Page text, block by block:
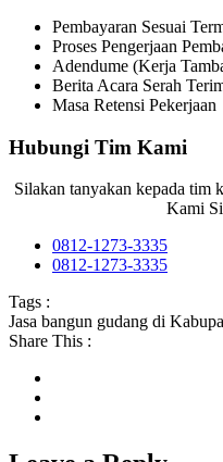
Pembayaran Sesuai
Proses Pengerjaan
Adendume (Kerja
Berita Acara Serah
Masa Retensi Pekerjaan
Hubungi Tim Kami
Silakan tanyakan kepada tim
Kami
0812-1273-3335
0812-1273-3335
Tags :
Jasa bangun gudang di
Share This :